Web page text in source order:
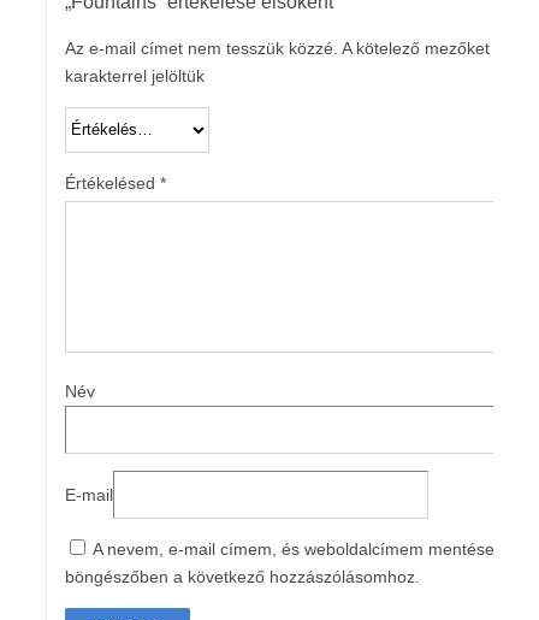
Az e-mail címet nem tesszük közzé. A kötelező mezőket
karakterrel jelöltük
Értékelésed *
Név
E-mail
A nevem, e-mail címem, és weboldalcímem mentése a
böngészőben a következő hozzászólásomhoz.